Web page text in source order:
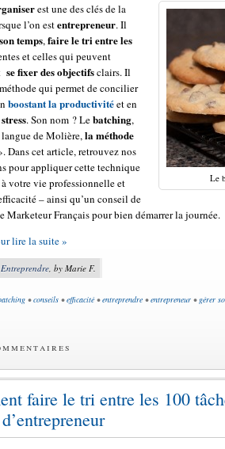
Le
est une des clés de la
l’on estentrepreneur. Il
temps,faire le tri entre les
et celles qui peuvent
se fixer des objectifsclairs. Il
qui permet de concilier
boostant la productivitéet en
. Son nom ? Lebatching,
de Molière,la méthode
Dans cet article, retrouvez nos
pour appliquer cette technique
votre vie professionnelle et
– ainsi qu’un conseil de
Marketeur Français pour bien démarrer la journée.
lire la suite »
Entreprendre, by Marie F.
•conseils •efficacité •entreprendre •entrepreneur • gérer
faire le tri entre les 100